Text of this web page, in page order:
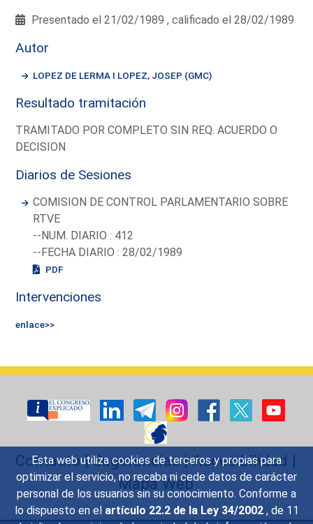
Esta web utiliza cookies de terceros y propias para
optimizar el servicio, no recaba ni cede datos de carácter
personal de los usuarios sin su conocimiento. Conforme a
lo dispuesto en el artículo 22.2 de la Ley 34/2002 , de 11
Presentado el 21/02/1989 , calificado el 28/02/1989
Autor
LOPEZ DE LERMA I LOPEZ, JOSEP (GMC)
Resultado tramitación
TRAMITADO POR COMPLETO SIN REQ. ACUERDO O
DECISION
Diarios de Sesiones
COMISION DE CONTROL PARLAMENTARIO SOBRE
RTVE
--NUM. DIARIO : 412
--FECHA DIARIO : 28/02/1989
PDF
Intervenciones
enlace>>
Contacto|Sugerencias|Accesibilidad |
Mapa Web